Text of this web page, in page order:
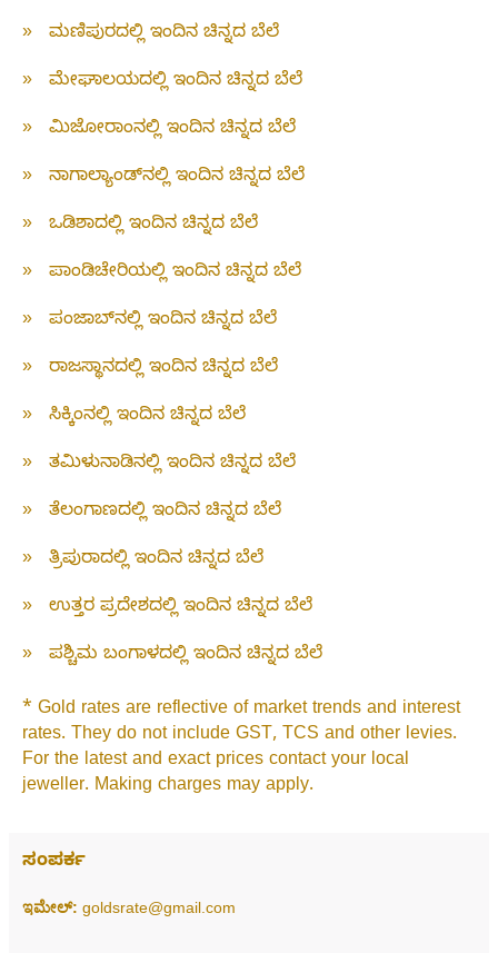
»
ಮಣಿಪುರದಲ್ಲಿ ಇಂದಿನ ಚಿನ್ನದ ಬೆಲೆ
»
ಮೇಘಾಲಯದಲ್ಲಿ ಇಂದಿನ ಚಿನ್ನದ ಬೆಲೆ
»
ಮಿಜೋರಾಂನಲ್ಲಿ ಇಂದಿನ ಚಿನ್ನದ ಬೆಲೆ
»
ನಾಗಾಲ್ಯಾಂಡ್‌ನಲ್ಲಿ ಇಂದಿನ ಚಿನ್ನದ ಬೆಲೆ
»
ಒಡಿಶಾದಲ್ಲಿ ಇಂದಿನ ಚಿನ್ನದ ಬೆಲೆ
»
ಪಾಂಡಿಚೇರಿಯಲ್ಲಿ ಇಂದಿನ ಚಿನ್ನದ ಬೆಲೆ
»
ಪಂಜಾಬ್‌ನಲ್ಲಿ ಇಂದಿನ ಚಿನ್ನದ ಬೆಲೆ
»
ರಾಜಸ್ಥಾನದಲ್ಲಿ ಇಂದಿನ ಚಿನ್ನದ ಬೆಲೆ
»
ಸಿಕ್ಕಿಂನಲ್ಲಿ ಇಂದಿನ ಚಿನ್ನದ ಬೆಲೆ
»
ತಮಿಳುನಾಡಿನಲ್ಲಿ ಇಂದಿನ ಚಿನ್ನದ ಬೆಲೆ
»
ತೆಲಂಗಾಣದಲ್ಲಿ ಇಂದಿನ ಚಿನ್ನದ ಬೆಲೆ
»
ತ್ರಿಪುರಾದಲ್ಲಿ ಇಂದಿನ ಚಿನ್ನದ ಬೆಲೆ
»
ಉತ್ತರ ಪ್ರದೇಶದಲ್ಲಿ ಇಂದಿನ ಚಿನ್ನದ ಬೆಲೆ
»
ಪಶ್ಚಿಮ ಬಂಗಾಳದಲ್ಲಿ ಇಂದಿನ ಚಿನ್ನದ ಬೆಲೆ
* Gold rates are reflective of market trends and interest
rates. They do not include GST, TCS and other levies.
For the latest and exact prices contact your local
jeweller. Making charges may apply.
ಸಂಪರ್ಕ
ಇಮೇಲ್: goldsrate@gmail.com